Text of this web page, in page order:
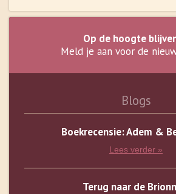
Op de hoogte
Meld je aan voor de
Blogs
Boekrecensie: Adem &
Lees verder »
Terug naar de